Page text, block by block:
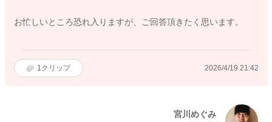
お忙しいところ恐れ入りますが、ご回答頂きたく思います。
1 クリップ 2026/4/19 21:42
宮川めぐみ